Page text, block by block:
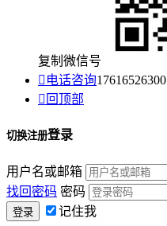
复制微信号
 电话咨询17616526300
 回顶部
切换注册登录
用户名或邮箱
找回密码 密码
记住我